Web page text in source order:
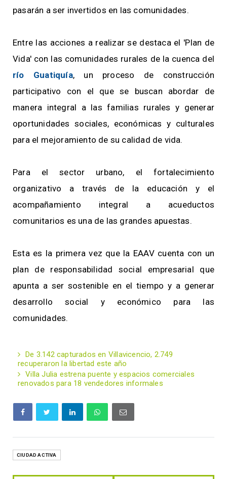
pasarán a ser invertidos en las comunidades.
Entre las acciones a realizar se destaca el 'Plan de
Vida' con las comunidades rurales de la cuenca del
río Guatiquía, un proceso de construcción
participativo con el que se buscan abordar de
manera integral a las familias rurales y generar
oportunidades sociales, económicas y culturales
para el mejoramiento de su calidad de vida.
Para el sector urbano, el fortalecimiento
organizativo a través de la educación y el
acompañamiento integral a acueductos
comunitarios es una de las grandes apuestas.
Esta es la primera vez que la EAAV cuenta con un
plan de responsabilidad social empresarial que
apunta a ser sostenible en el tiempo y a generar
desarrollo social y económico para las
comunidades.
De 3.142 capturados en Villavicencio, 2.749
recuperaron la libertad este año
Villa Julia estrena puente y espacios comerciales
renovados para 18 vendedores informales
CIUDAD ACTIVA